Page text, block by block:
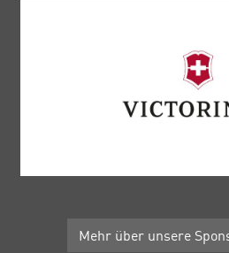
Mehr über unsere